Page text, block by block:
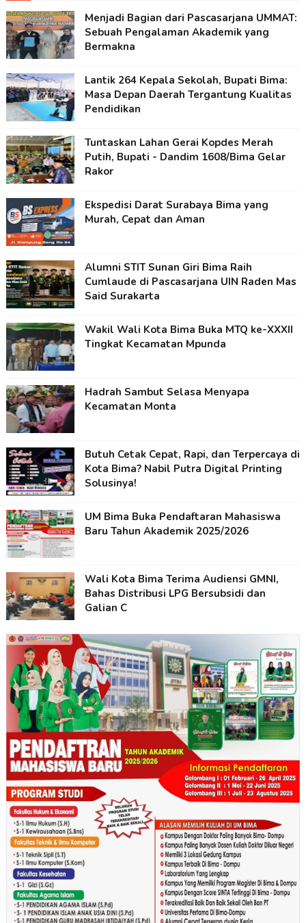
Menjadi Bagian dari Pascasarjana UMMAT:
Sebuah Pengalaman Akademik yang
Bermakna
Lantik 264 Kepala Sekolah, Bupati Bima:
Masa Depan Daerah Tergantung Kualitas
Pendidikan
Tuntaskan Lahan Gerai Kopdes Merah
Putih, Bupati - Dandim 1608/Bima Gelar
Rakor
Ekspedisi Darat Surabaya Bima yang
Murah, Cepat dan Aman
Alumni STIT Sunan Giri Bima Raih
Cumlaude di Pascasarjana UIN Raden Mas
Said Surakarta
Wakil Wali Kota Bima Buka MTQ ke-XXXII
Tingkat Kecamatan Mpunda
Hadrah Sambut Selasa Menyapa
Kecamatan Monta
Butuh Cetak Cepat, Rapi, dan Terpercaya di
Kota Bima? Nabil Putra Digital Printing
Solusinya!
UM Bima Buka Pendaftaran Mahasiswa
Baru Tahun Akademik 2025/2026
Wali Kota Bima Terima Audiensi GMNI,
Bahas Distribusi LPG Bersubsidi dan
Galian C